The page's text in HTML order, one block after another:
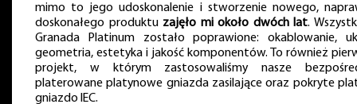
mimo to jego udoskonalenie i stworzenie nowego,
doskonałego produktu zajęło mi około dwóch lat.
Granada Platinum zostało poprawione: okablowanie,
geometria, estetyka i jakość komponentów. To również
projekt, w którym zastosowaliśmy nasze
platerowane platynowe gniazda zasilające oraz pokryte
gniazdo IEC.